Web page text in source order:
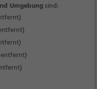
Umgebungsind: